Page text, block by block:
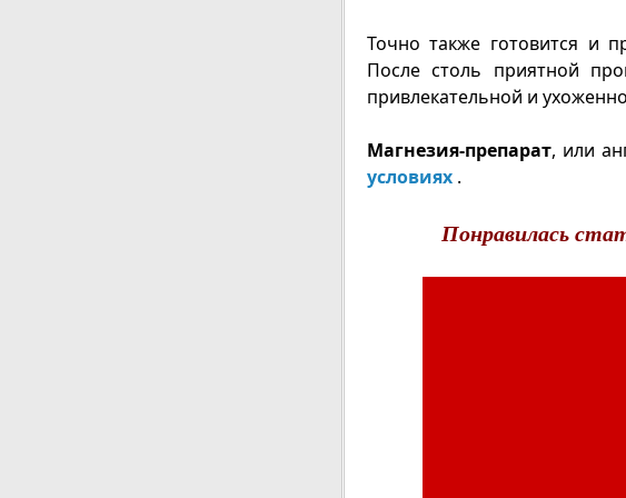
Точно также готовится и
После столь приятной
привлекательной и
Магнезия-препарат, или
условиях .
Понравилась